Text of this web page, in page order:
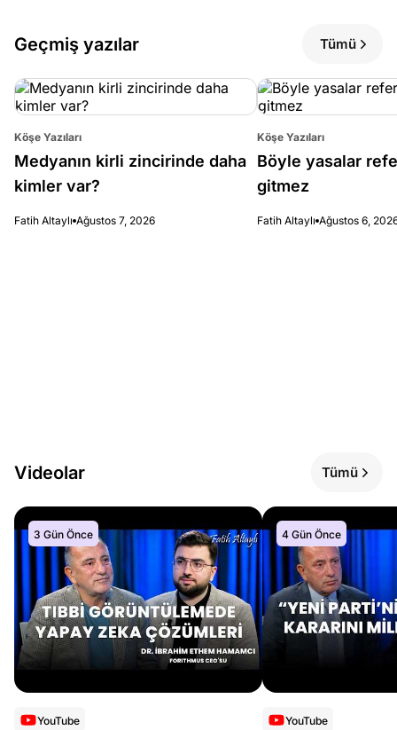
Geçmiş yazılar Tümü
Köşe Yazıları
Medyanın kirli zincirinde daha
kimler var?
Fatih Altaylı Ağustos 7, 2026
Köşe Yazıları
Böyle yasalar
gitmez
Fatih Altaylı Ağustos 6,
Videolar Tümü
3 Gün Önce
YouTube
4 Gün Önce
YouTube